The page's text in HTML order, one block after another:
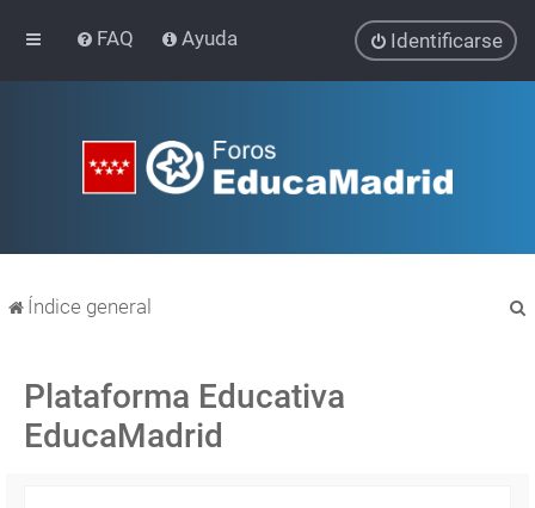
FAQ Ayuda Identificarse
Índice general
Plataforma Educativa
EducaMadrid